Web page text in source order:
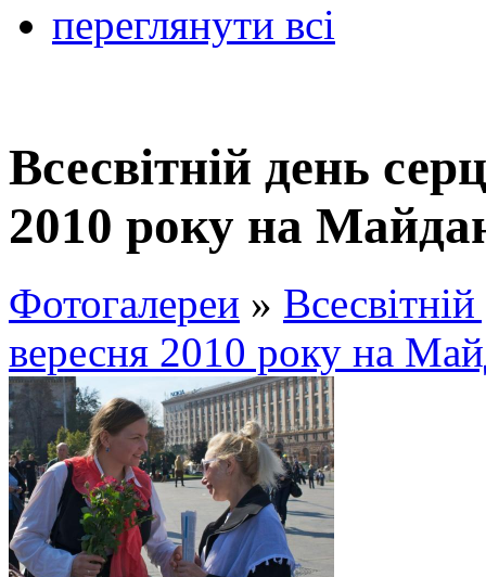
переглянути всі
Всесвітній день
2010 року на
Фотогалереи »
вересня 2010 року на